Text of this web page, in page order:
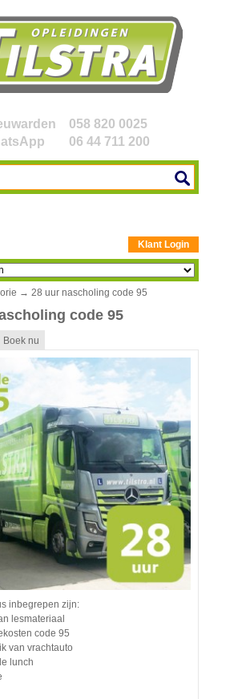
058 820 0025
06 44 711 200
Klant Login
→ 28 uur nascholing code 95
code 95
inbegrepen zijn:
lesmateriaal
code 95
van vrachtauto
lunch
Boek nu